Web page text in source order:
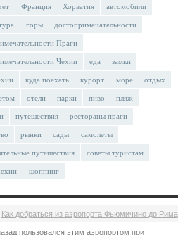
Франция Хорватия автомобили
горы достопримечательности
Праги
Чехии еда замки
куда поехать курорт море отдых
отели парки пиво пляж
путешествия рестораны праги
рынки сады самолеты
путешествия советы туристам
шоппинг
Как добраться из аэропорта Фьюмичино до Рима
пользовался этим аэропортом при